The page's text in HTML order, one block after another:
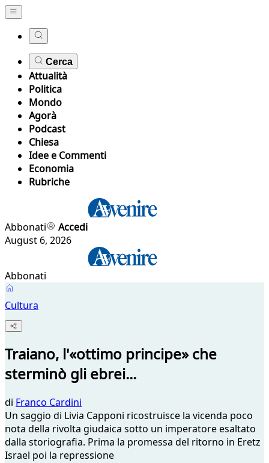
Cerca
Attualità
Politica
Mondo
Agorà
Podcast
Chiesa
Idee e Commenti
Economia
Rubriche
Abbonati
Accedi
August 6, 2026
Abbonati
Cultura
Traiano, l'«ottimo principe» che
sterminò gli ebrei...
di Franco Cardini
Un saggio di Livia Capponi ricostruisce la vicenda poco
nota della rivolta giudaica sotto un imperatore esaltato
dalla storiografia. Prima la promessa del ritorno in Eretz
Israel poi la repressione